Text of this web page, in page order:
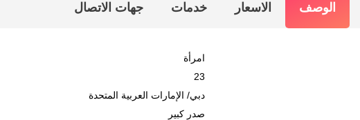
الوصف الاسعار خدمات جهات الاتصال
امرأة
23
دبي/ الإمارات العربية المتحدة
صدر كبير